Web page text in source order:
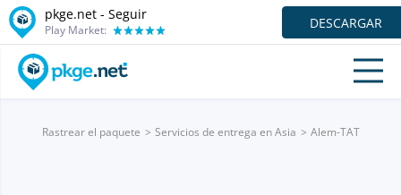
pkge.net - Seguir
Play Market: DESCARGAR
Rastrear el paquete Servicios de entrega en Asia Alem-TAT